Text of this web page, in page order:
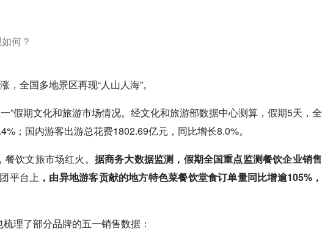
何？
，全国多地景区再现“人山人海”。
”假期文化和旅游市场情况。经文化和旅游部数据中心测算，假期5天，全
；国内游客出游总花费1802.69亿元，同比增长8.0%。
饮文旅市场红火。 据商务大数据监测，假期全国重点监测餐饮企业销售
平台上 ，由异地游客贡献的地方特色菜餐饮堂食订单量同比增逾105%，
理了部分品牌的五一销售数据：